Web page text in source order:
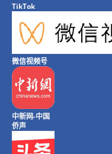
TikTok
微信视频号
中新网-中国
侨声